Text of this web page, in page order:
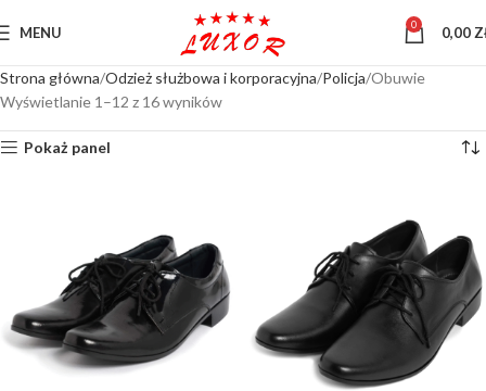
MENU 0 0,00
Strona główna Odzież służbowa i korporacyjna Policja Obuwie
Wyświetlanie 1–12 z 16 wyników
Pokaż panel